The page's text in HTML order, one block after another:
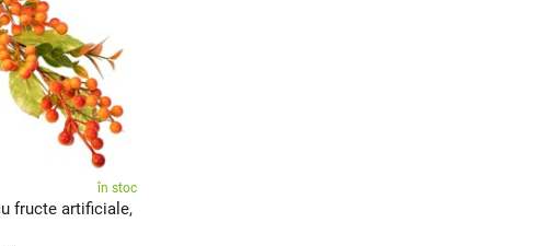
în stoc
fructe artificiale,